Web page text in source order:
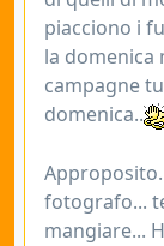
piacciono i
la domenica
campagne
domenica..
fotografo...
mangiare...